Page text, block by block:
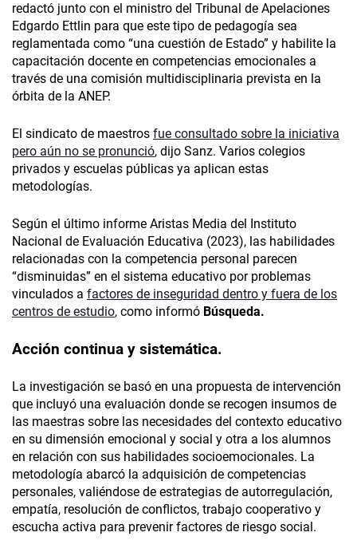
redactó junto con el ministro del Tribunal de Apelaciones
Edgardo Ettlin para que este tipo de pedagogía sea
reglamentada como “una cuestión de Estado” y habilite la
capacitación docente en competencias emocionales a
través de una comisión multidisciplinaria prevista en la
órbita de la ANEP.
El sindicato de maestros fue consultado sobre la iniciativa
pero aún no se pronunció, dijo Sanz. Varios colegios
privados y escuelas públicas ya aplican estas
metodologías.
Según el último informe Aristas Media del Instituto
Nacional de Evaluación Educativa (2023), las habilidades
relacionadas con la competencia personal parecen
“disminuidas” en el sistema educativo por problemas
vinculados a factores de inseguridad dentro y fuera de los
centros de estudio, como informó Búsqueda.
Acción continua y sistemática.
La investigación se basó en una propuesta de intervención
que incluyó una evaluación donde se recogen insumos de
las maestras sobre las necesidades del contexto educativo
en su dimensión emocional y social y otra a los alumnos
en relación con sus habilidades socioemocionales. La
metodología abarcó la adquisición de competencias
personales, valiéndose de estrategias de autorregulación,
empatía, resolución de conflictos, trabajo cooperativo y
escucha activa para prevenir factores de riesgo social.